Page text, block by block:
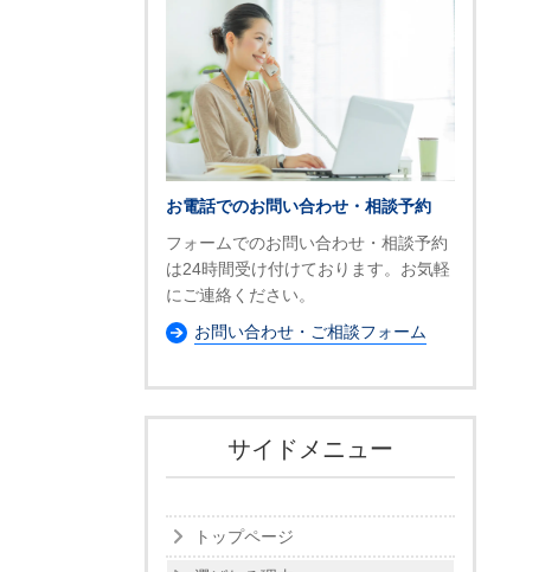
お電話でのお問い合わせ・相談予約
フォームでのお問い合わせ・相談予約
は24時間受け付けております。お気軽
にご連絡ください。
お問い合わせ・ご相談フォーム
サイドメニュー
トップページ